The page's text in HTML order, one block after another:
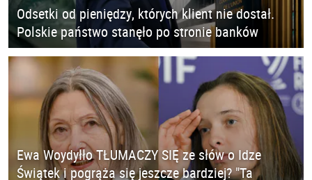
Odsetki od pieniędzy, których klient nie dostał.
Polskie państwo stanęło po stronie banków
Ewa Woydyłło TŁUMACZY SIĘ ze słów o Idze
Świątek i pogrąża się jeszcze bardziej? "Ta